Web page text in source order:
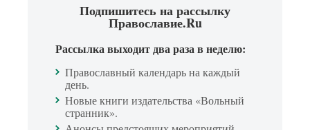
Подпишитесь на рассылку
Православие.Ru
Рассылка выходит два раза в неделю:
Православный календарь на каждый
день.
Новые книги издательства «Вольный
странник».